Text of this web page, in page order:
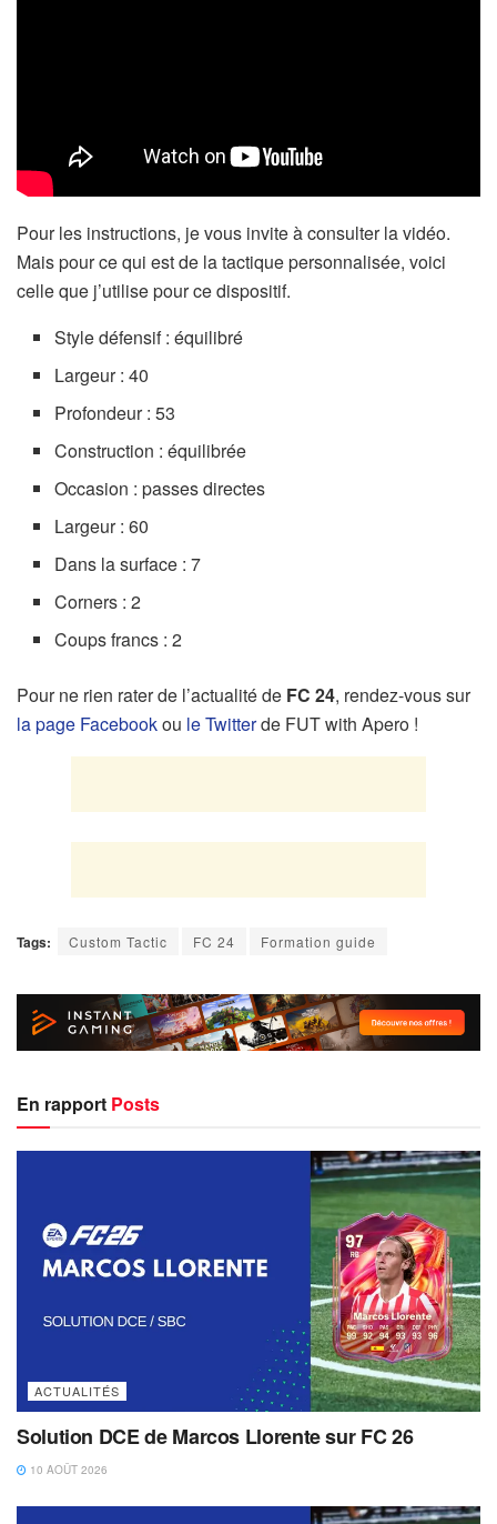
Pour les instructions, je vous invite à consulter la vidéo.
Mais pour ce qui est de la tactique personnalisée, voici
celle que j’utilise pour ce dispositif.
Style défensif : équilibré
Largeur : 40
Profondeur : 53
Construction : équilibrée
Occasion : passes directes
Largeur : 60
Dans la surface : 7
Corners : 2
Coups francs : 2
Pour ne rien rater de l’actualité de FC 24, rendez-vous sur
la page Facebookou le Twitterde FUT with Apero !
Tags: Custom Tactic FC 24 Formation guide
En rapport Posts
ACTUALITÉS
Solution DCE de Marcos Llorente sur FC 26
10 AOÛT 2026